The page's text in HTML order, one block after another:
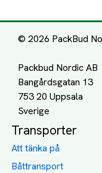
© 2026 PackBud
Packbud Nordic AB
Bangårdsgatan 13
753 20 Uppsala
Transporter
Att tänka på
Båttransport